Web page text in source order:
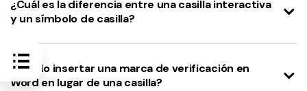
¿Cuál es la diferencia entre una casilla interactiva
y un símbolo de casilla?
¿Puedo insertar una marca de verificación en
Word en lugar de una casilla?